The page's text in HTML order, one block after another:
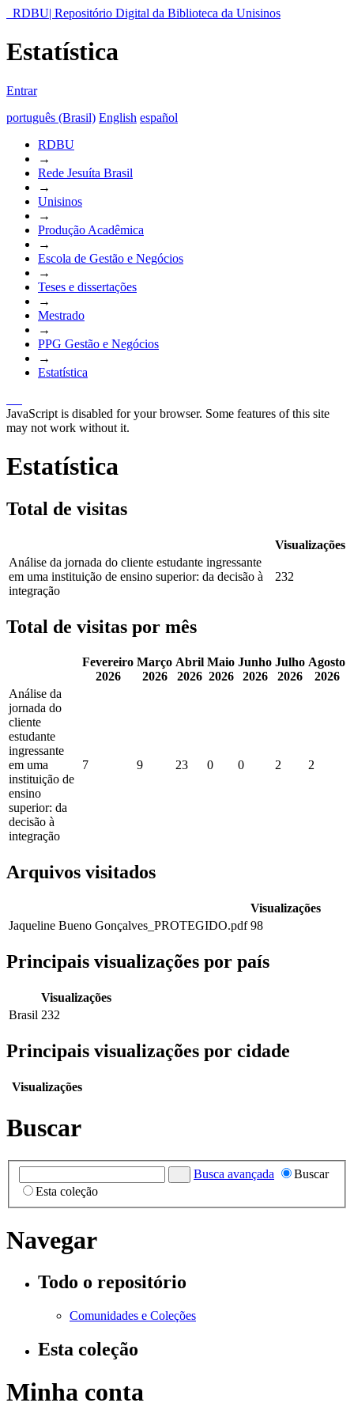
RDBU| Repositório Digital da Biblioteca da Unisinos
Estatística
Entrar
português (Brasil) English español
RDBU
→
Rede Jesuíta Brasil
→
Unisinos
→
Produção Acadêmica
→
Escola de Gestão e Negócios
→
Teses e dissertações
→
Mestrado
→
PPG Gestão e Negócios
→
Estatística
JavaScript is disabled for your browser. Some features of this site
may not work without it.
Estatística
Total de visitas
Visualizações
Análise da jornada do cliente estudante ingressante
em uma instituição de ensino superior: da decisão à
integração
232
Total de visitas por mês
Fevereiro
2026
Março
2026
Abril
2026
Maio
2026
Junho
2026
Julho
2026
Agosto
2026
Análise da
jornada do
cliente
estudante
ingressante
em uma
instituição de
ensino
superior: da
decisão à
integração
7 9 23 0 0 2 2
Arquivos visitados
Visualizações
Jaqueline Bueno Gonçalves_PROTEGIDO.pdf 98
Principais visualizações por país
Visualizações
Brasil 232
Principais visualizações por cidade
Visualizações
Buscar
Busca avançada
Buscar
Esta coleção
Navegar
Todo o repositório
Comunidades e Coleções
Esta coleção
Minha conta